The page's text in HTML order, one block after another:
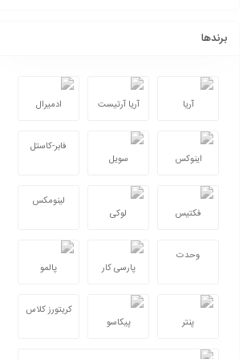
برندها
آریا آریا آرتیست ادمیرال
اینوکس سویل
فابر-کاستل
فکتیس لوکی
لینومکس
وحدت
پارسی کار
پالمو
پنتر پیکاسو
کریتورز کلاس